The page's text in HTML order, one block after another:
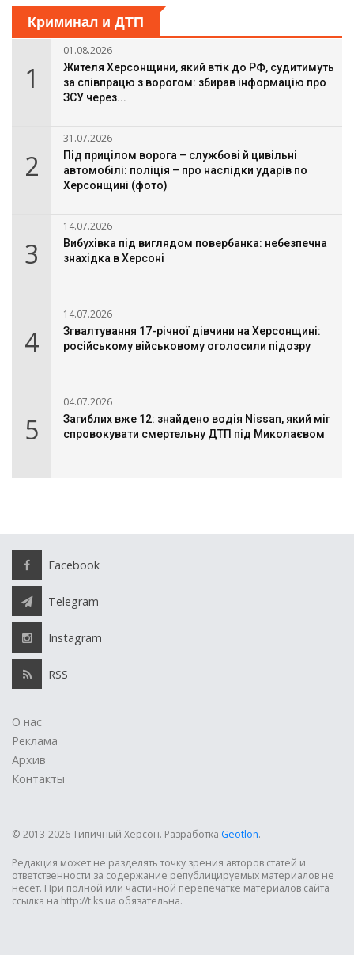
Криминал и ДТП
1
01.08.2026
Жителя Херсонщини, який втік до РФ, судитимуть
за співпрацю з ворогом: збирав інформацію про
ЗСУ через...
2
31.07.2026
Під прицілом ворога – службові й цивільні
автомобілі: поліція – про наслідки ударів по
Херсонщині (фото)
3
14.07.2026
Вибухівка під виглядом повербанка: небезпечна
знахідка в Херсоні
4
14.07.2026
Згвалтування 17-річної дівчини на Херсонщині:
російському військовому оголосили підозру
5
04.07.2026
Загиблих вже 12: знайдено водія Nissan, який міг
спровокувати смертельну ДТП під Миколаєвом
Facebook
Telegram
Instagram
RSS
О нас
Реклама
Архив
Контакты
© 2013-2026 Типичный Херсон. Разработка Geotlon.
Редакция может не разделять точку зрения авторов статей и
ответственности за содержание републицируемых материалов не
несет. При полной или частичной перепечатке материалов сайта
ссылка на http://t.ks.ua обязательна.